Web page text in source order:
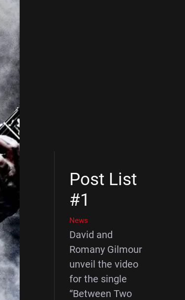
Post List
#1
News
David and
Romany Gilmour
unveil the video
for the single
“Between Two